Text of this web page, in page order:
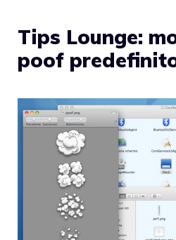
Tips Lounge:
poof